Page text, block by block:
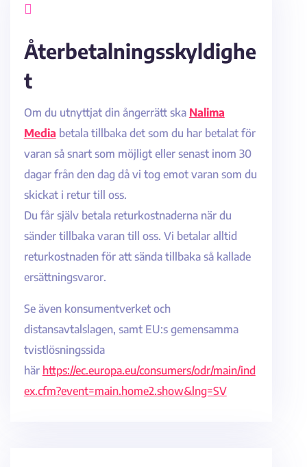

Återbetalningsskyldighe
t
Om du utnyttjat din ångerrätt ska Nalima
Media betala tillbaka det som du har betalat för
varan så snart som möjligt eller senast inom 30
dagar från den dag då vi tog emot varan som du
skickat i retur till oss.
Du får själv betala returkostnaderna när du
sänder tillbaka varan till oss. Vi betalar alltid
returkostnaden för att sända tillbaka så kallade
ersättningsvaror.
Se även konsumentverket och
distansavtalslagen, samt EU:s gemensamma
tvistlösningssida
här https://ec.europa.eu/consumers/odr/main/ind
ex.cfm?event=main.home2.show&lng=SV